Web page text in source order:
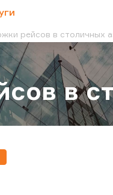
рейсов в столичных
в